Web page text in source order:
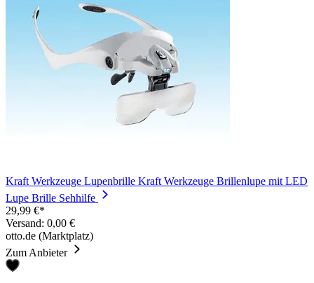
Kraft Werkzeuge Lupenbrille Kraft Werkzeuge Brillenlupe mit LED
Lupe Brille Sehhilfe
29,99 €*
Versand: 0,00 €
otto.de (Marktplatz)
Zum Anbieter